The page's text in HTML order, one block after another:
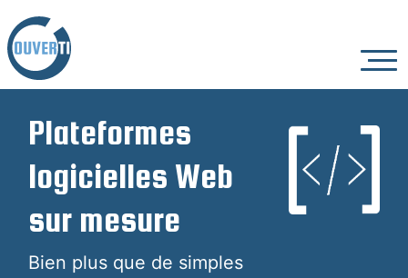
Plateformes
logicielles Web
sur mesure
Bien plus que de simples